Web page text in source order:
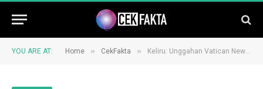
YOU ARE AT: Home » CekFakta » Keliru: Unggahan Vatican News tentang Paus Fransiskus Meninggal Dunia pada Februari 2025